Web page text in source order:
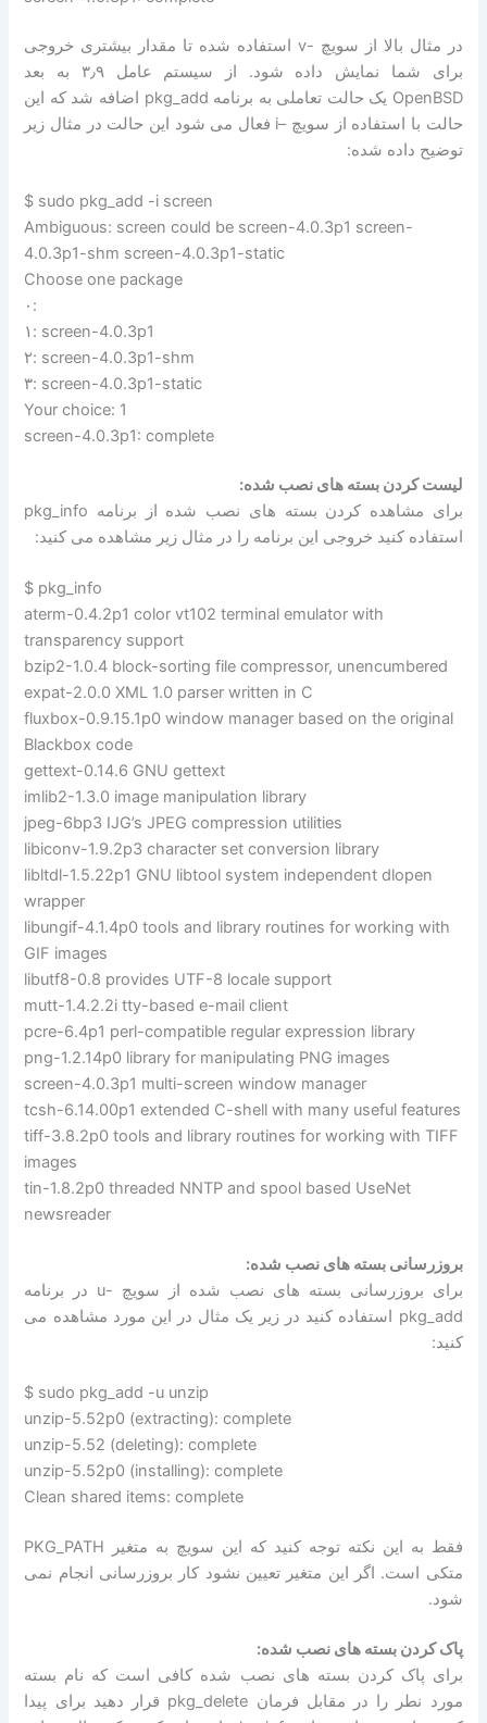
در مثال بالا از سویچ -v استفاده شده تا مقدار بیشتری خروجی
برای شما نمایش داده شود. از سیستم عامل ۳٫۹ به بعد
OpenBSD یک حالت تعاملی به برنامه pkg_add اضافه شد که این
حالت با استفاده از سویچ –i فعال می شود این حالت در مثال زیر
توضیح داده شده:
$ sudo pkg_add -i screen
Ambiguous: screen could be screen-4.0.3p1 screen-
4.0.3p1-shm screen-4.0.3p1-static
Choose one package
۰:
۱: screen-4.0.3p1
۲: screen-4.0.3p1-shm
۳: screen-4.0.3p1-static
Your choice: 1
screen-4.0.3p1: complete
لیست کردن بسته های نصب شده:
برای مشاهده کردن بسته های نصب شده از برنامه pkg_info
استفاده کنید خروجی این برنامه را در مثال زیر مشاهده می کنید:
$ pkg_info
aterm-0.4.2p1 color vt102 terminal emulator with
transparency support
bzip2-1.0.4 block-sorting file compressor, unencumbered
expat-2.0.0 XML 1.0 parser written in C
fluxbox-0.9.15.1p0 window manager based on the original
Blackbox code
gettext-0.14.6 GNU gettext
imlib2-1.3.0 image manipulation library
jpeg-6bp3 IJG’s JPEG compression utilities
libiconv-1.9.2p3 character set conversion library
libltdl-1.5.22p1 GNU libtool system independent dlopen
wrapper
libungif-4.1.4p0 tools and library routines for working with
GIF images
libutf8-0.8 provides UTF-8 locale support
mutt-1.4.2.2i tty-based e-mail client
pcre-6.4p1 perl-compatible regular expression library
png-1.2.14p0 library for manipulating PNG images
screen-4.0.3p1 multi-screen window manager
tcsh-6.14.00p1 extended C-shell with many useful features
tiff-3.8.2p0 tools and library routines for working with TIFF
images
tin-1.8.2p0 threaded NNTP and spool based UseNet
newsreader
بروزرسانی بسته های نصب شده:
برای بروزرسانی بسته های نصب شده از سویچ -u در برنامه
pkg_add استفاده کنید در زیر یک مثال در این مورد مشاهده می
کنید:
$ sudo pkg_add -u unzip
unzip-5.52p0 (extracting): complete
unzip-5.52 (deleting): complete
unzip-5.52p0 (installing): complete
Clean shared items: complete
فقط به این نکته توجه کنید که این سویچ به متغیر PKG_PATH
متکی است. اگر این متغیر تعیین نشود کار بروزرسانی انجام نمی
شود.
پاک کردن بسته های نصب شده:
برای پاک کردن بسته های نصب شده کافی است که نام بسته
مورد نطر را در مقابل فرمان pkg_delete قرار دهید برای پیدا